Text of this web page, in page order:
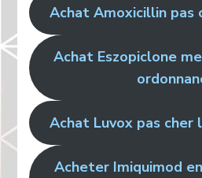
Achat Amoxicillin pas
Achat Eszopiclone
Achat Luvox pas cher
Acheter Imiquimod